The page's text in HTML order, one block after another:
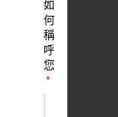
身中心＆
略：3
如
何
稱
呼
您